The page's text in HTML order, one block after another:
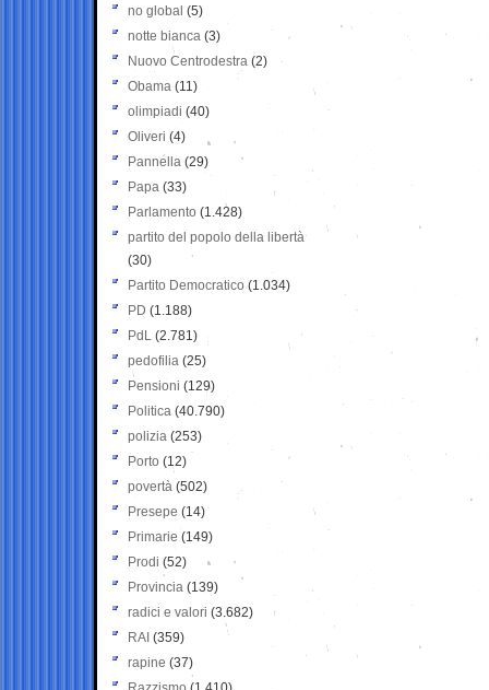
no global (5)
notte bianca (3)
Nuovo Centrodestra (2)
Obama (11)
olimpiadi (40)
Oliveri (4)
Pannella (29)
Papa (33)
Parlamento (1.428)
partito del popolo della libertà
(30)
Partito Democratico (1.034)
PD (1.188)
PdL (2.781)
pedofilia (25)
Pensioni (129)
Politica (40.790)
polizia (253)
Porto (12)
povertà (502)
Presepe (14)
Primarie (149)
Prodi (52)
Provincia (139)
radici e valori (3.682)
RAI (359)
rapine (37)